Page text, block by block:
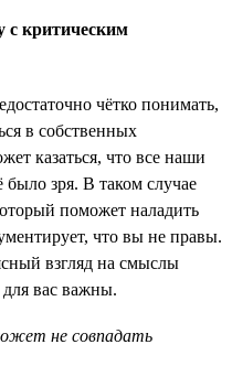
с критическим
чётко понимать,
в собственных
казаться, что все наши
было зря. В таком случае
поможет наладить
что вы не правы.
взгляд на смыслы
вас важны.
не совпадать